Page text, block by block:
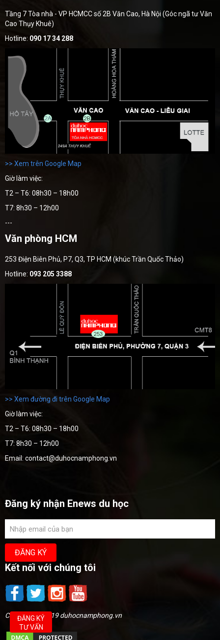
Tầng 7 Tòa nhà - VP HCMCC số 2B Văn Cao, Hà Nội (Góc ngã tư Văn
Cao Thụy Khuê)
Hotline: 090 17 34 288
>> Xem trên Google Map
Giờ làm việc:
T2 – T6: 08h30 – 18h00
T7: 8h30 – 12h00
---
Văn phòng HCM
253 Điện Biên Phủ, P7, Q3, TP HCM (khúc Trần Quốc Thảo)
Hotline: 093 205 3388
>> Xem đường đi trên Google Map
Giờ làm việc:
T2 – T6: 08h30 – 18h00
T7: 8h30 – 12h00
Email: contact@duhocnamphong.vn
Đăng ký nhận Enews du học
Kết nối với chúng tôi
Copyright @2019 duhocnamphong.vn
ĐĂNG KÝ
TƯ VẤN